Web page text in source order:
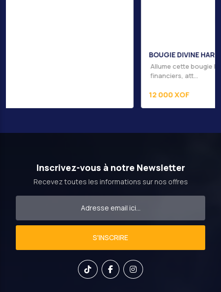
Allume cette bougie lorsque tu veux clarifier tes objectifs
Inscrivez-vous à notre Newsletter
Recevez toutes les informations sur nos offres
S'INSCRIRE